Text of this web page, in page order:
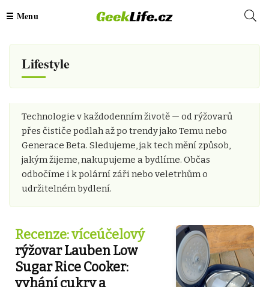
Lifestyle
Technologie v každodenním životě — od rýžovarů
přes čističe podlah až po trendy jako Temu nebo
Generace Beta. Sledujeme, jak tech mění způsob,
jakým žijeme, nakupujeme a bydlíme. Občas
odbočíme i k polární záři nebo veletrhům o
udržitelném bydlení.
Recenze: víceúčelový
rýžovar Lauben Low
Sugar Rice Cooker:
vyhání cukry a